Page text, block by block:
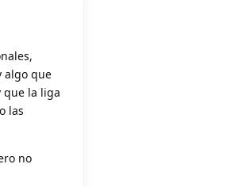
algo que
que la liga
las
no